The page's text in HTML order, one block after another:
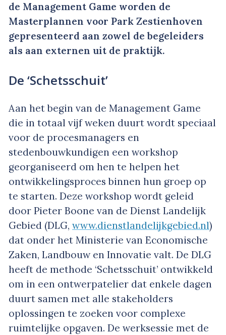
de Management Game worden de
Masterplannen voor Park Zestienhoven
gepresenteerd aan zowel de begeleiders
als aan externen uit de praktijk.
De ‘Schetsschuit’
Aan het begin van de Management Game
die in totaal vijf weken duurt wordt speciaal
voor de procesmanagers en
stedenbouwkundigen een workshop
georganiseerd om hen te helpen het
ontwikkelingsproces binnen hun groep op
te starten. Deze workshop wordt geleid
door Pieter Boone van de Dienst Landelijk
Gebied (DLG, www.dienstlandelijkgebied.nl)
dat onder het Ministerie van Economische
Zaken, Landbouw en Innovatie valt. De DLG
heeft de methode ‘Schetsschuit’ ontwikkeld
om in een ontwerpatelier dat enkele dagen
duurt samen met alle stakeholders
oplossingen te zoeken voor complexe
ruimtelijke opgaven. De werksessie met de